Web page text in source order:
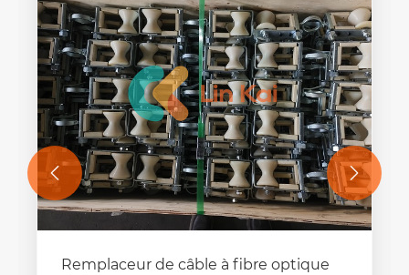
Remplaceur de câble à fibre optique
 